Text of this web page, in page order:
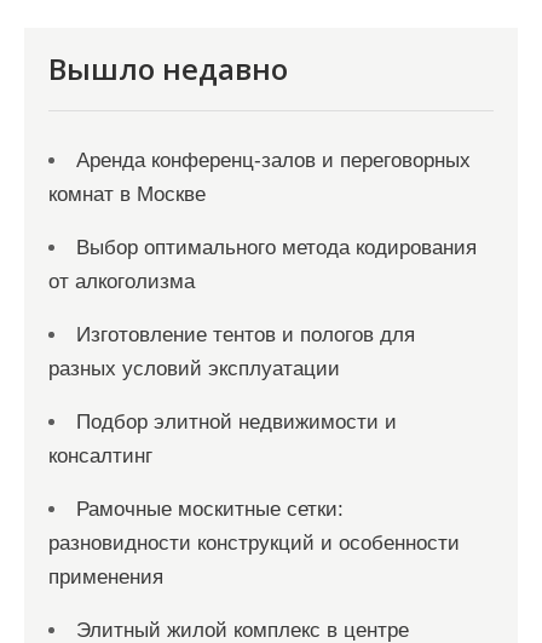
м
Вышло недавно
Аренда конференц-залов и переговорных
комнат в Москве
Выбор оптимального метода кодирования
от алкоголизма
Изготовление тентов и пологов для
разных условий эксплуатации
Подбор элитной недвижимости и
консалтинг
Рамочные москитные сетки:
разновидности конструкций и особенности
применения
Элитный жилой комплекс в центре